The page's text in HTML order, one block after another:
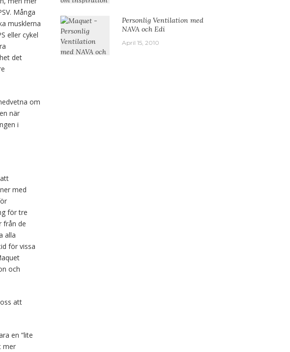
Många
musklerna
eller cykel
det
om
när
i
med
för tre
från de
alla
för vissa
och
att
en ”lite
mer
Personlig Ventilation med
NAVA och Edi
April 15, 2010